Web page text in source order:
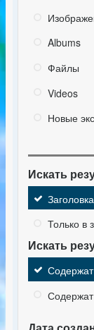
Albums
Файлы
Videos
Новые
Искать
Только в
Искать
Содержат
Содержат